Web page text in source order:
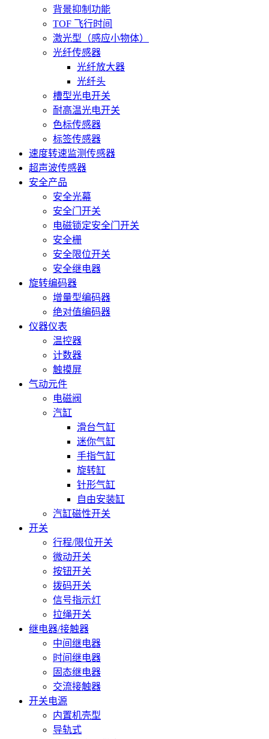
背景抑制功能
TOF 飞行时间
激光型（感应小物体）
光纤传感器
光纤放大器
光纤头
槽型光电开关
耐高温光电开关
色标传感器
标签传感器
速度转速监测传感器
超声波传感器
安全产品
安全光幕
安全门开关
电磁锁定安全门开关
安全栅
安全限位开关
安全继电器
旋转编码器
增量型编码器
绝对值编码器
仪器仪表
温控器
计数器
触摸屏
气动元件
电磁阀
汽缸
滑台气缸
迷你气缸
手指气缸
旋转缸
针形气缸
自由安装缸
汽缸磁性开关
开关
行程/限位开关
微动开关
按钮开关
拨码开关
信号指示灯
拉绳开关
继电器/接触器
中间继电器
时间继电器
固态继电器
交流接触器
开关电源
内置机壳型
导轨式